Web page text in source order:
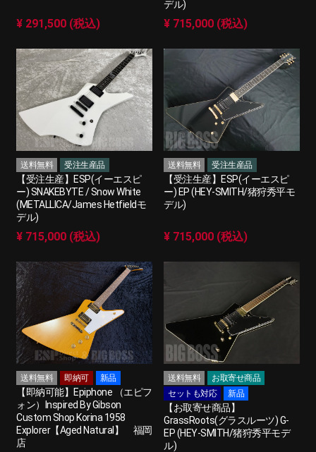
¥ 291,500 (税込)
デル)
¥ 715,000 (税込)
送料無料 受注生産品
【受注生産】ESP(イーエスピ
ー) SNAKEBYTE / Snow White
(METALLICA/James Hetfieldモ
デル)
¥ 715,000 (税込)
送料無料 受注生産品
【受注生産】ESP(イーエスピ
ー) EP (HEY-SMITH/猪狩秀平モ
デル)
¥ 715,000 (税込)
送料無料 即納可 新品
【即納可能】Epiphone （エピフ
ォン）Inspired By Gibson
Custom Shop Korina 1958
Explorer【Aged Natural】 福岡
店
送料無料
お取寄せ商品
セットも対応
新品
【お取寄せ商品】
GrassRoots(グラスルーツ) G-
EP (HEY-SMITH/猪狩秀平モデ
ル)